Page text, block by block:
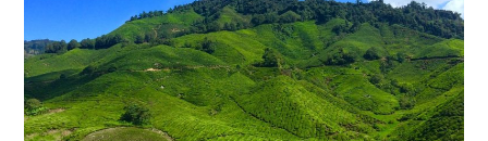
ZAJÍMAVOSTI
O NÁS